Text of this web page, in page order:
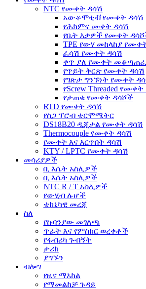
NTC የሙቀት ዳሳሽ
አውቶሞቲቭ የሙቀት ዳሳሽ
የሕክምና ሙቀት ዳሳሽ
የቤት እቃዎች የሙቀት
TPE የውሃ መከላከያ
ፈሳሽ የሙቀት ዳሳሽ
ቀጥ ያለ የሙቀት
የጥይት ቅርጽ የሙቀት ዳሳሽ
የገጽታ ግንኙነት የሙቀት
የScrew Threaded
የታጠቁ የሙቀት ዳሳሾች
RTD የሙቀት ዳሳሽ
የስጋ ፕሮብ ቴርሞሜትር
DS18B20 ዲጂታል የሙቀት ዳሳሽ
Thermocouple የሙቀት ዳሳሽ
የሙቀት እና እርጥበት ዳሳሽ
KTY / LPTC የሙቀት ዳሳሽ
መሳሪያዎች
ቢ እሴት አስሊዎች
ቢ እሴት አስሊዎች
NTC R / T አስሊዎች
የውሂብ ሉሆች
ቴክኒካዊ መረጃ
ስለ
የኩባንያው መገለጫ
ጥራት እና የምስክር ወረቀቶች
የፋብሪካ ጉብኝት
ታሪክ
ያግኙን
ብሎግ
የዜና ማእከል
የማመልከቻ ጉዳይ